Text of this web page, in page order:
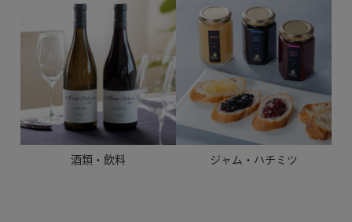
酒類・飲料 ジャム・ハチミツ